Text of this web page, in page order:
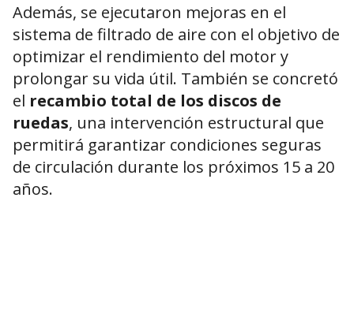
Además, se ejecutaron mejoras en el
sistema de filtrado de aire con el objetivo de
optimizar el rendimiento del motor y
prolongar su vida útil. También se concretó
el recambio total de los discos de
ruedas, una intervención estructural que
permitirá garantizar condiciones seguras
de circulación durante los próximos 15 a 20
años.